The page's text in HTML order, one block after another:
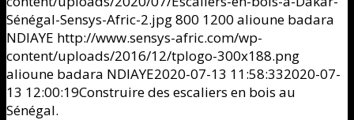
Sénégal-Sensys-Afric-2.jpg800 1200 alioune badara
NDIAYE http://www.sensys-afric.com/wp-
content/uploads/2016/12/tplogo-300x188.png
alioune badara NDIAYE2020-07-13 11:58:332020-07-
13 12:00:19Construire des escaliers en bois au
Sénégal.